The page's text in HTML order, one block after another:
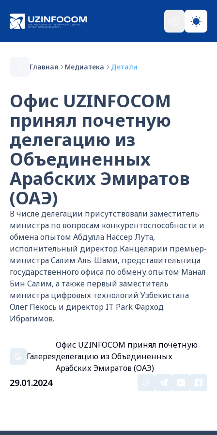
Главная Медиатека Детали
Офис UZINFOCOM
принял почетную
делегацию из
Объединенных
Арабских Эмиратов
(ОАЭ)
В числе делегации присутствовали заместитель
министра по вопросам конкурентоспособности и
обмена опытом Абдулла Нассер Лута,
исполнительный директор Канцелярии премьер-
министра Салим Аль-Шами, представительница
государственного офиса по обмену опытом Манал
Бин Салим, а также первый заместитель
министра цифровых технологий Узбекистана
Олег Пекось и директор IT Park Фарход
Ибрагимов.
Галерея
Офис UZINFOCOM принял почетную
делегацию из Объединенных
Арабских Эмиратов (ОАЭ)
29.01.2024